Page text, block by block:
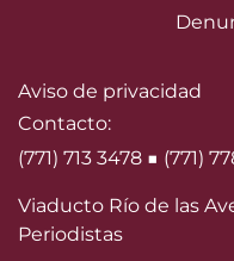
Aviso de privacidad
Contacto:
(771) 713 3478 ■ (771)
Viaducto Río de las
Periodistas